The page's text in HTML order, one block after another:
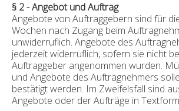
§ 2 - Angebot und Auftrag
Angebote von Auftraggebern sind für
Wochen nach Zugang beim
unwiderruflich. Angebote des
jederzeit widerruflich, sofern sie nicht
Auftraggeber angenommen wurden.
und Angebote des Auftragnehmers
bestätigt werden. Im Zweifelsfall sind
Angebote oder der Aufträge in